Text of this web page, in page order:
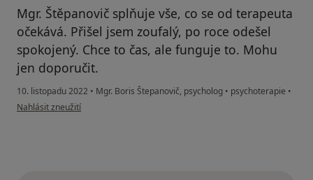
Mgr. Štěpanovič splňuje vše, co se od terapeuta
očekává. Přišel jsem zoufalý, po roce odešel
spokojený. Chce to čas, ale funguje to. Mohu
jen doporučit.
10. listopadu 2022 • Mgr. Boris Štepanovič, psycholog • psychoterapie •
podle názoru uživatele Anonym
Nahlásit zneužití